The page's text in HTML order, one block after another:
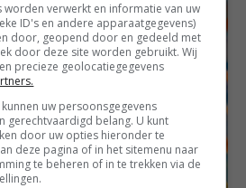
worden verwerkt en informatie van uw
ID's en andere apparaatgegevens)
door, geopend door en gedeeld met
door deze site worden gebruikt. Wij
precieze geolocatiegegevens
uw persoonsgegevens
gerechtvaardigd belang. U kunt
door uw opties hieronder te
deze pagina of in het sitemenu naar
te beheren of in te trekken via de